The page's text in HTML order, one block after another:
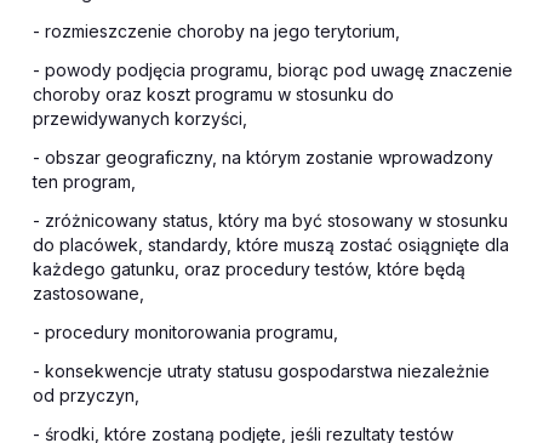
- rozmieszczenie choroby na jego terytorium,
- powody podjęcia programu, biorąc pod uwagę znaczenie
choroby oraz koszt programu w stosunku do
przewidywanych korzyści,
- obszar geograficzny, na którym zostanie wprowadzony
ten program,
- zróżnicowany status, który ma być stosowany w stosunku
do placówek, standardy, które muszą zostać osiągnięte dla
każdego gatunku, oraz procedury testów, które będą
zastosowane,
- procedury monitorowania programu,
- konsekwencje utraty statusu gospodarstwa niezależnie
od przyczyn,
- środki, które zostaną podjęte, jeśli rezultaty testów